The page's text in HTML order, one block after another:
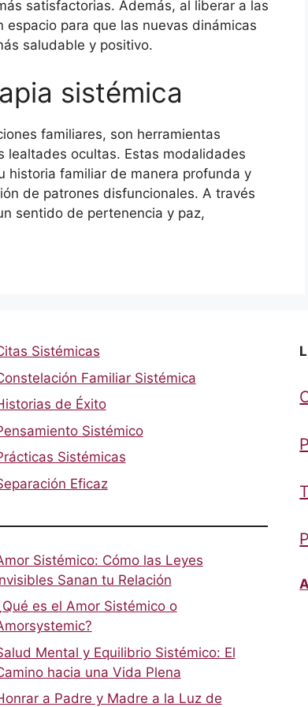
satisfactorias. Además, al liberar a las
para que las nuevas dinámicas
saludable y positivo.
sistémica
familiares, son herramientas
lealtades ocultas. Estas modalidades
historia familiar de manera profunda y
de patrones disfuncionales. A través
sentido de pertenencia y paz,
Sistémicas
Familiar Sistémica
de Éxito
Sistémico
Sistémicas
Eficaz
Sistémico: Cómo las Leyes
Sanan tu Relación
es el Amor Sistémico o
Mental y Equilibrio Sistémico: El
hacia una Vida Plena
a Padre y Madre a la Luz de